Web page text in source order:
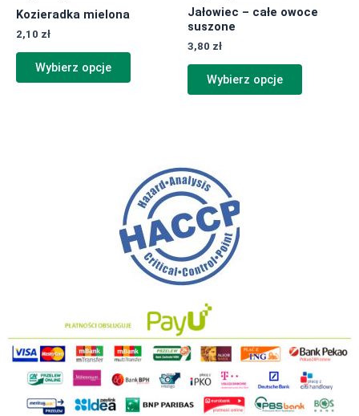
Kozieradka mielona
2,10 zł
Wybierz opcje
Jałowiec – całe owoce
suszone
3,80 zł
Wybierz opcje